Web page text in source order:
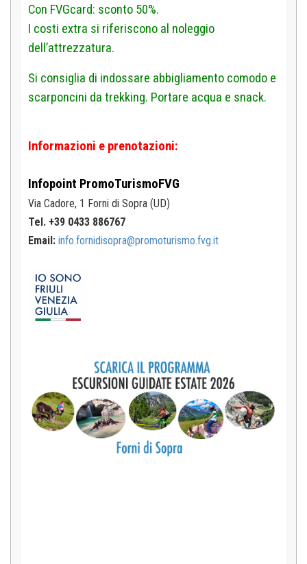
Con FVGcard: sconto 50%.
I costi extra si riferiscono al noleggio
dell’attrezzatura.
Si consiglia di indossare abbigliamento comodo e
scarponcini da trekking. Portare acqua e snack.
Informazioni e prenotazioni:
Infopoint PromoTurismoFVG
Via Cadore, 1 Forni di Sopra (UD)
Tel. +39 0433 886767
Email: info.fornidisopra@promoturismo.fvg.it